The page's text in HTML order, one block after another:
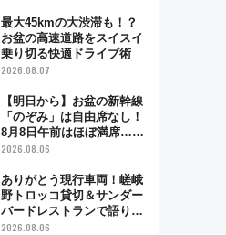
最大45kmの大渋滞も！？
お盆の高速道路をスイスイ
乗り切る快適ドライブ術
2026.08.07
【明日から】お盆の新幹線
「のぞみ」は自由席なし！
8月8日午前はほぼ満席…で
も数時間ズラせば空きが見
「空席」探しのコツ
2026.08.06
ありがとう現行車両！嵯峨
野トロッコ貸切＆サンダー
バードレストランで語り合
う秋の京都 斉藤雪乃＆福
2026.08.06